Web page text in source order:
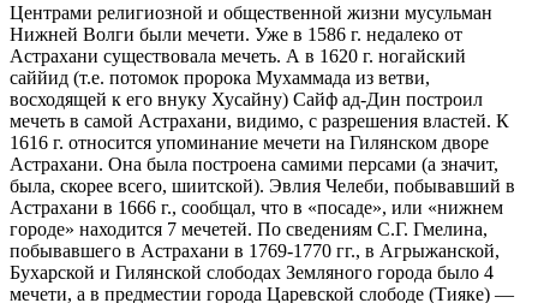
Центрами религиозной и общественной жизни мусульман
Нижней Волги были мечети. Уже в 1586 г. недалеко от
Астрахани существовала мечеть. А в 1620 г. ногайский
саййид (т.е. потомок пророка Мухаммада из ветви,
восходящей к его внуку Хусайну) Сайф ад-Дин построил
мечеть в самой Астрахани, видимо, с разрешения властей. К
1616 г. относится упоминание мечети на Гилянском дворе
Астрахани. Она была построена самими персами (а значит,
была, скорее всего, шиитской). Эвлия Челеби, побывавший в
Астрахани в 1666 г., сообщал, что в «посаде», или «нижнем
городе» находится 7 мечетей. По сведениям С.Г. Гмелина,
побывавшего в Астрахани в 1769-1770 гг., в Агрыжанской,
Бухарской и Гилянской слободах Земляного города было 4
мечети, а в предместии города Царевской слободе (Тияке) —